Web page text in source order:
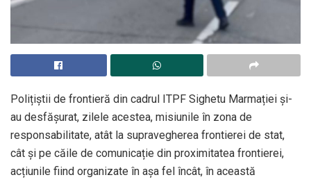
Polițiștii de frontieră din cadrul ITPF Sighetu Marmației și-
au desfășurat, zilele acestea, misiunile în zona de
responsabilitate, atât la supravegherea frontierei de stat,
cât și pe căile de comunicație din proximitatea frontierei,
acțiunile fiind organizate în așa fel încât, în această